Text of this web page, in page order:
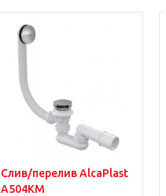
Слив/перелив AlcaPlast
A504KM